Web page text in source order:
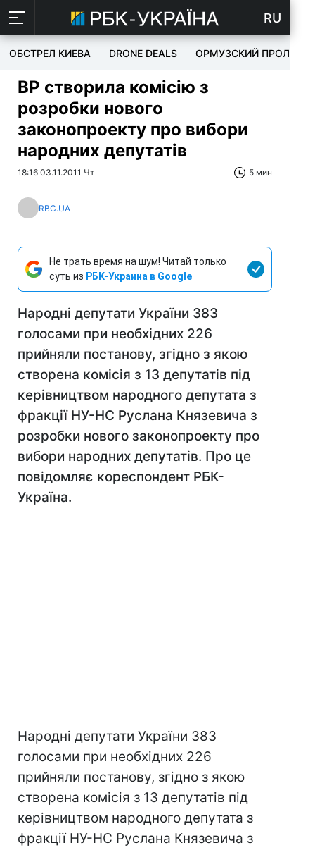
RU
ОБСТРЕЛ КИЕВА DRONE DEALS ОРМУЗСКИЙ ПРОЛИВ
ВР створила комісію з
розробки нового
законопроекту про вибори
народних депутатів
18:16 03.11.2011 Чт 5 мин
RBC.UA
Не трать время на шум! Читай только
суть из РБК-Украина в Google
Народні депутати України 383
голосами при необхідних 226
прийняли постанову, згідно з якою
створена комісія з 13 депутатів під
керівництвом народного депутата з
фракції НУ-НС Руслана Князевича з
розробки нового законопроекту про
вибори народних депутатів. Про це
повідомляє кореспондент РБК-
Україна.
Народні депутати України 383
голосами при необхідних 226
прийняли постанову, згідно з якою
створена комісія з 13 депутатів під
керівництвом народного депутата з
фракції НУ-НС Руслана Князевича з